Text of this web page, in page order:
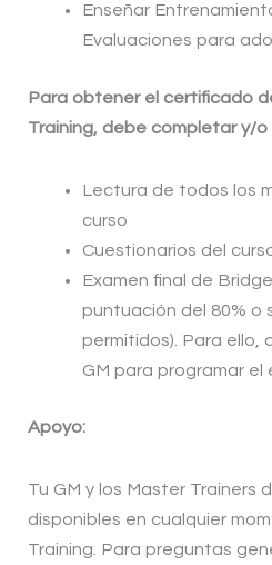
Enseñar
Evaluaciones para
Para obtener el certificado
Training, debe completar y/o
Lectura de todos los
curso
Cuestionarios del
Examen final de
puntuación del 80% o
permitidos). Para
GM para programar el
Apoyo:
Tu GM y los Master Trainers
disponibles en cualquier
Training. Para preguntas